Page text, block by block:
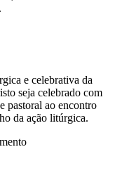
e celebrativa da
seja celebrado com
pastoral ao encontro
da ação litúrgica.